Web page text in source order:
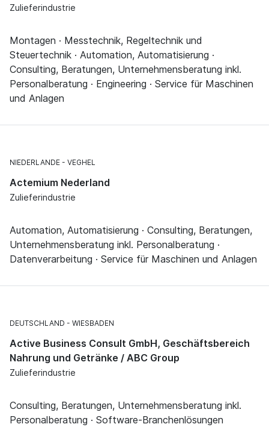
Zulieferindustrie
Montagen · Messtechnik, Regeltechnik und
Steuertechnik · Automation, Automatisierung ·
Consulting, Beratungen, Unternehmensberatung inkl.
Personalberatung · Engineering · Service für Maschinen
und Anlagen
NIEDERLANDE VEGHEL
Actemium Nederland
Zulieferindustrie
Automation, Automatisierung · Consulting, Beratungen,
Unternehmensberatung inkl. Personalberatung ·
Datenverarbeitung · Service für Maschinen und Anlagen
DEUTSCHLAND WIESBADEN
Active Business Consult GmbH, Geschäftsbereich
Nahrung und Getränke / ABC Group
Zulieferindustrie
Consulting, Beratungen, Unternehmensberatung inkl.
Personalberatung · Software-Branchenlösungen